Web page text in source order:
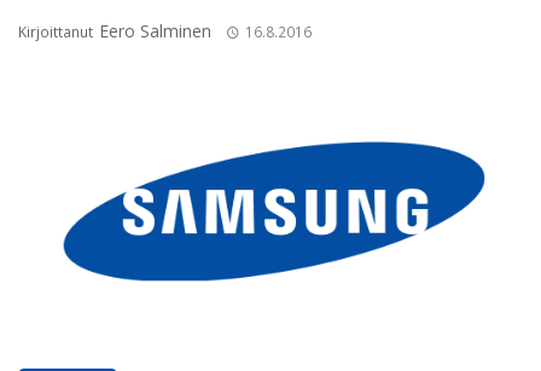
Kirjoittanut Eero Salminen 16.8.2016